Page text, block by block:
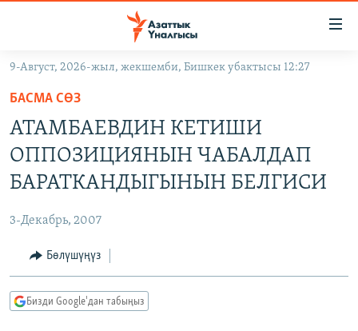
Навигацияга
өтүңүз
Издөөгө
салыңыз
САЯСАТ
МАДАНИЯТ
ДҮЙНӨ
УКРАИНА
ТВ ПРОГРАММАЛАР
БҮГҮН АЗАТТЫКТА
ПОДКАСТ
9-Август, 2026-жыл, жекшемби, Бишкек убактысы 12:27
БАСМА СӨЗ
АТАМБАЕВДИН КЕТИШИ
ОППОЗИЦИЯНЫН ЧАБАЛДАП
БАРАТКАНДЫГЫНЫН БЕЛГИСИ
3-Декабрь, 2007
Бөлүшүңүз
Бизди Google'дан табыңыз